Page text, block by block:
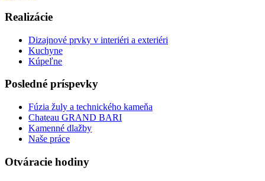
Realizácie
Dizajnové prvky v interiéri a exteriéri
Kuchyne
Kúpeľne
Posledné príspevky
Fúzia žuly a technického kameňa
Chateau GRAND BARI
Kamenné dlažby
Naše práce
Otváracie hodiny